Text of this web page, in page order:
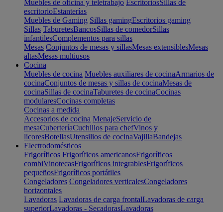
Muebles de oficina y teletrabajo EscritoriosSillas de
escritorioEstanterías
Muebles de Gaming Sillas gamingEscritorios gaming
Sillas TaburetesBancosSillas de comedorSillas
infantilesComplementos para sillas
Mesas Conjuntos de mesas y sillasMesas extensiblesMesas
altasMesas multiusos
Cocina
Muebles de cocina Muebles auxiliares de cocinaArmarios de
cocinaConjuntos de mesas y sillas de cocinaMesas de
cocinaSillas de cocinaTaburetes de cocinaCocinas
modularesCocinas completas
Cocinas a medida
Accesorios de cocina MenajeServicio de
mesaCuberteríaCuchillos para chefVinos y
licoresBotellasUtensilios de cocinaVajillaBandejas
Electrodomésticos
Frigoríficos Frigoríficos americanosFrigoríficos
combiVinotecasFrigoríficos integrablesFrigoríficos
pequeñosFrigoríficos portátiles
Congeladores Congeladores verticalesCongeladores
horizontales
Lavadoras Lavadoras de carga frontalLavadoras de carga
superiorLavadoras - SecadorasLavadoras